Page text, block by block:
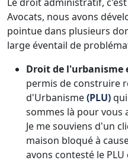
Avocats, nous avons
pointue dans plusieurs
large éventail de
Droit de l'urbanisme
permis de construire
d'Urbanisme(PLU)
sommes là pour vous
Je me souviens d'un
maison bloqué à
avons contesté le